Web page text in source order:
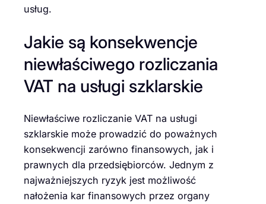
usług.
Jakie są konsekwencje
niewłaściwego rozliczania
VAT na usługi szklarskie
Niewłaściwe rozliczanie VAT na usługi
szklarskie może prowadzić do poważnych
konsekwencji zarówno finansowych, jak i
prawnych dla przedsiębiorców. Jednym z
najważniejszych ryzyk jest możliwość
nałożenia kar finansowych przez organy